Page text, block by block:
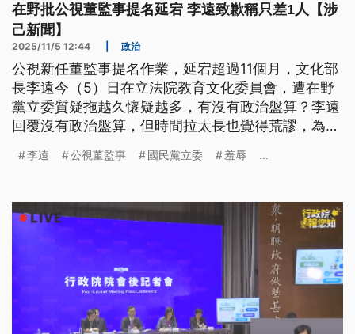
在野批公視董監事提名延宕 李遠致歉稱只差1人【涉
己新聞】
2025/11/5 12:44 政治
公視新任董監事提名作業，延宕超過11個月，文化部
長李遠今（5）日在立法院教育文化委員會，遭在野
黨立委質疑拖越久懷疑越多，有沒有政治盤算？李遠
回覆沒有政治盤算，但時間拉太長也覺得荒謬，為此
再努力。
李遠 公視董監事 國民黨立委 羞辱 ...